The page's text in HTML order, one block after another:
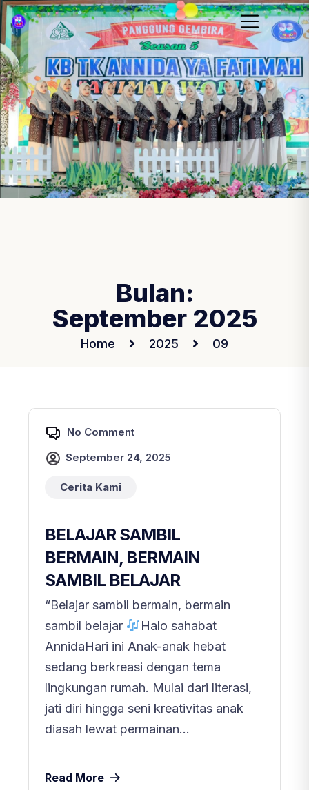
Bulan:
September 2025
Home 2025 09
No Comment
September 24, 2025
Cerita Kami
BELAJAR SAMBIL
BERMAIN, BERMAIN
SAMBIL BELAJAR
“Belajar sambil bermain, bermain
sambil belajar
Halo sahabat
AnnidaHari ini Anak-anak hebat
sedang berkreasi dengan tema
lingkungan rumah. Mulai dari literasi,
jati diri hingga seni kreativitas anak
diasah lewat permainan...
Read More